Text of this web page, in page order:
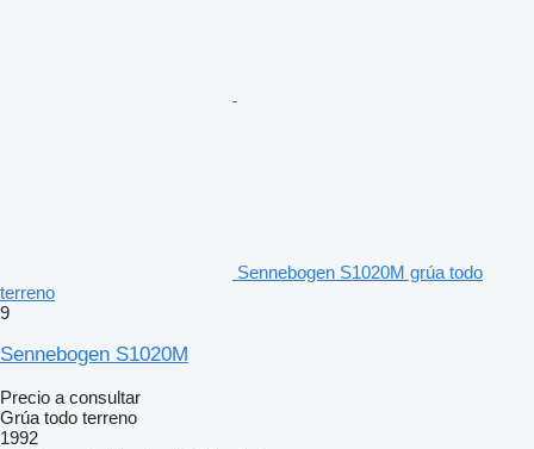
Sennebogen S1020M grúa todo
terreno
9
Sennebogen S1020M
Precio a consultar
Grúa todo terreno
1992